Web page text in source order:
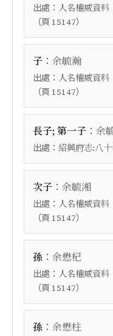
出處： 人名權威資料
（頁 15147）
子 ： 余毓瀚
出處： 人名權威資料
（頁 15147）
長子; 第一子 ： 余
出處： 紹興府志:八
次子 ： 余毓湘
出處： 人名權威資料
（頁 15147）
孫 ： 余懋杞
出處： 人名權威資料
（頁 15147）
孫 ： 余懋柱